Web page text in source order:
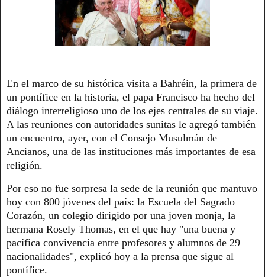
En el marco de su histórica visita a Bahréin, la primera de
un pontífice en la historia, el papa Francisco ha hecho del
diálogo interreligioso uno de los ejes centrales de su viaje.
A las reuniones con autoridades sunitas le agregó también
un encuentro, ayer, con el Consejo Musulmán de
Ancianos, una de las instituciones más importantes de esa
religión.
Por eso no fue sorpresa la sede de la reunión que mantuvo
hoy con 800 jóvenes del país: la Escuela del Sagrado
Corazón, un colegio dirigido por una joven monja, la
hermana Rosely Thomas, en el que hay "una buena y
pacífica convivencia entre profesores y alumnos de 29
nacionalidades", explicó hoy a la prensa que sigue al
pontífice.